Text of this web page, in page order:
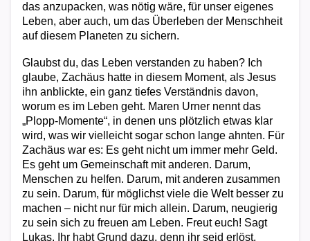
das anzupacken, was nötig wäre, für unser eigenes
Leben, aber auch, um das Überleben der Menschheit
auf diesem Planeten zu sichern.
Glaubst du, das Leben verstanden zu haben? Ich
glaube, Zachäus hatte in diesem Moment, als Jesus
ihn anblickte, ein ganz tiefes Verständnis davon,
worum es im Leben geht. Maren Urner nennt das
„Plopp-Momente“, in denen uns plötzlich etwas klar
wird, was wir vielleicht sogar schon lange ahnten. Für
Zachäus war es: Es geht nicht um immer mehr Geld.
Es geht um Gemeinschaft mit anderen. Darum,
Menschen zu helfen. Darum, mit anderen zusammen
zu sein. Darum, für möglichst viele die Welt besser zu
machen – nicht nur für mich allein. Darum, neugierig
zu sein sich zu freuen am Leben. Freut euch! Sagt
Lukas. Ihr habt Grund dazu, denn ihr seid erlöst.